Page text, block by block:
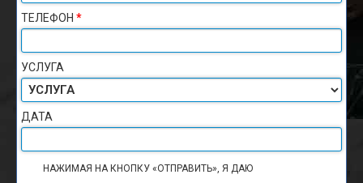
ТЕЛЕФОН *
УСЛУГА
ДАТА
НАЖИМАЯ НА КНОПКУ «ОТПРАВИТЬ», Я ДАЮ